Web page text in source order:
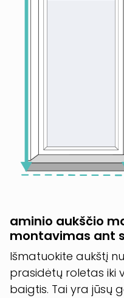
aminio aukščio
montavimas ant
Išmatuokite aukštį
prasidėtų roletas iki
baigtis. Tai yra jūsų